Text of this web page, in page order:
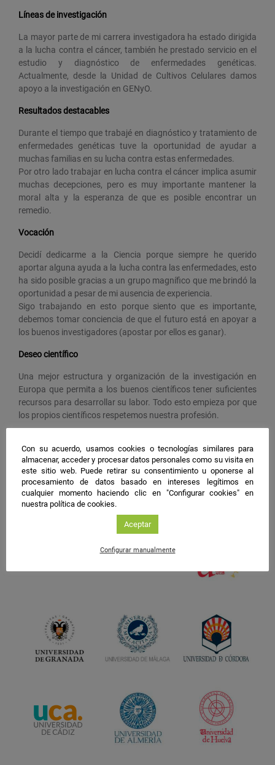
Líneas de investigación
La mayor parte de mi carrera investigadora ha estado dirigida
a la lucha contra el cáncer, también he prestado servicio en el
estudio y diagnóstico de enfermedades genéticas.
Actualmente, desde la Unidad de Cultivos Celulares damos
apoyo a la investigación en GENyO.
Resultados destacables
Durante el tiempo que trabajé en diagnóstico y tratamiento de
enfermedades genéticas tuve la oportunidad de ayudar a
muchas familias en su lucha contra estas enfermedades.
Por otro lado trabajar en lucha contra el cáncer implica asumir
muchas decepciones, pero es muy importante mantener la
moral alta y la esperanza de que es posible encontrar un
remedio.
Vocación
Decidí dedicarme a la Ciencia porque siempre he querido
aportar alguna ayuda a la lucha contra las enfermedades, esto
ha sido posible gracias a un grupo magnífico que me brindó la
oportunidad a pesar de mi ausencia de experiencia.
Sigo trabajando en esto porque siento que es importante,
debemos tomar conciencia de que el futuro está en apoyar a
los buenos investigadores (apostar por ellos es ganar).
Deseo científico
Una mejor estructura y organización de la investigación en
Europa que permita a los buenos científicos tener suficientes
recursos para desarrollar su labor. Todo esto empieza por que
los propios científicos respetemos nuestra profesión.
facebook
twitter
instagram
#NIGHTSpain
Con su acuerdo, usamos cookies o tecnologías similares para
almacenar, acceder y procesar datos personales como su visita en
este sitio web. Puede retirar su consentimiento u oponerse al
procesamiento de datos basado en intereses legítimos en
cualquier momento haciendo clic en "Configurar cookies" en
nuestra política de cookies.
Aceptar
Configurar manualmente